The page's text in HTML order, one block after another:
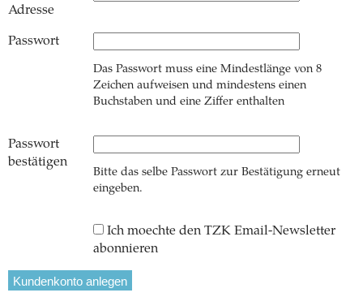
Adresse
Passwort
Das Passwort muss eine Mindestlänge von 8
Zeichen aufweisen und mindestens einen
Buchstaben und eine Ziffer enthalten
Passwort
bestätigen
Bitte das selbe Passwort zur Bestätigung erneut
eingeben.
Ich moechte den TZK Email-Newsletter
abonnieren